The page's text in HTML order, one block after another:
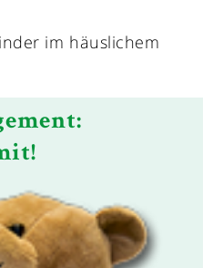
im häuslichem